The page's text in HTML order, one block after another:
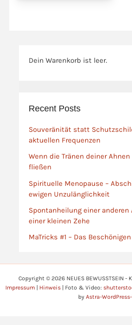
zu verschieben, um
Impulse und
denen wir so lange
gesucht, auf die wir
gewartet haben,
befinden sich oft in
unserer
unmittelbaren Nähe
warten auf einen
Augenblick, wenn
Schichten von
abfließen, von uns
losgelassen werden
Dein Warenkorb ist leer.
Recent Posts
Souveränität statt
aktuellen Frequenzen
Wenn die Tränen deiner
fließen
Spirituelle Menopause –
ewigen Unzulänglichkeit
Spontanheilung einer anderen
einer kleinen Zehe
MaTricks #1 – Das
Copyright © 2026 NEUES BEWUSSTSEIN -
Impressum
Hinweis | Foto & Video:
by Astra-